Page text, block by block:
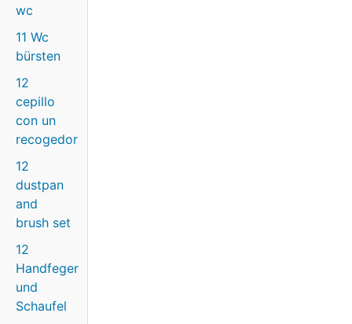
wc
11 Wc
bürsten
12
cepillo
con un
recogedor
12
dustpan
and
brush set
12
Handfeger
und
Schaufel